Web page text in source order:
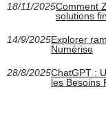
18/11/2025Comment
solutions
14/9/2025Explorer
Numérise
28/8/2025ChatGPT :
les Besoins